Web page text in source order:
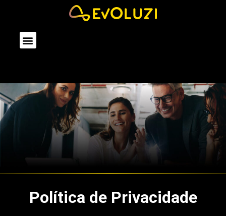
Política de Privacidade